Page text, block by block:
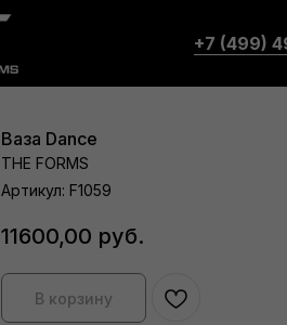
+7 (499)
Ваза Dance
THE FORMS
Артикул: F1059
11600,00 руб.
В корзину